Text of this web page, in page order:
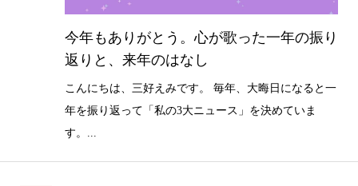
今年もありがとう。心が歌った一年の振り
返りと、来年のはなし
こんにちは、三好えみです。 毎年、大晦日になると一
年を振り返って「私の3大ニュース」を決めていま
す。...